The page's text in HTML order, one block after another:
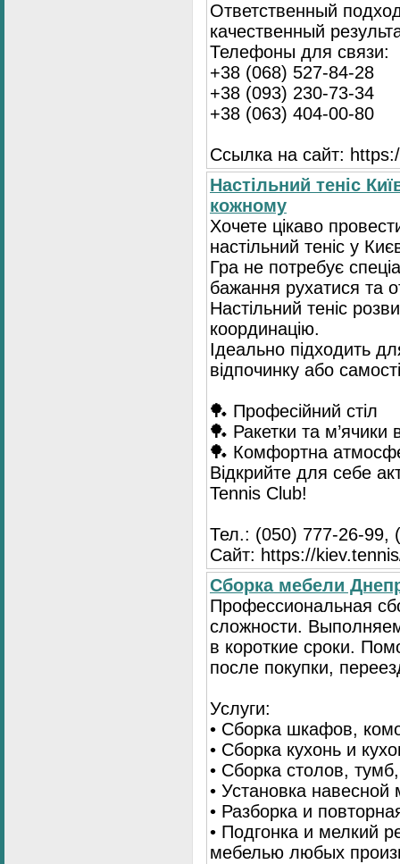
Ответственный
качественный
Телефоны для связи:
+38 (068) 527-84-28
+38 (093) 230-73-34
+38 (063) 404-00-80
Ссылка на сайт:
Настільний теніс
кожному
Хочете цікаво
настільний теніс у
Гра не потребує
бажання рухатися та
Настільний теніс
координацію.
Ідеально підходить
відпочинку або
🏓 Професійний стіл
🏓 Ракетки та м’ячики
🏓 Комфортна
Відкрийте для себе
Tennis Club!
Тел.: (050) 777-26-99,
Сайт: https://
Сборка мебели
Профессиональная
сложности.
в короткие сроки.
после покупки,
Услуги:
• Сборка шкафов,
• Сборка кухонь и
• Сборка столов,
• Установка
• Разборка и
• Подгонка и мелкий
мебелью любых